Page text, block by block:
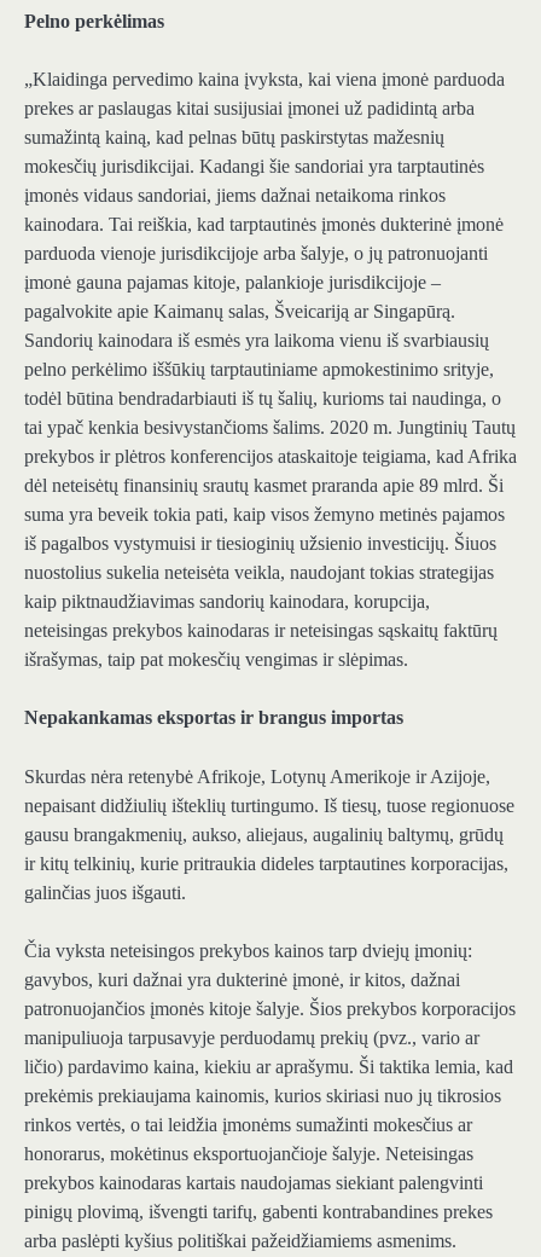
Pelno perkėlimas
„Klaidinga pervedimo kaina įvyksta, kai viena įmonė parduoda
prekes ar paslaugas kitai susijusiai įmonei už padidintą arba
sumažintą kainą, kad pelnas būtų paskirstytas mažesnių
mokesčių jurisdikcijai. Kadangi šie sandoriai yra tarptautinės
įmonės vidaus sandoriai, jiems dažnai netaikoma rinkos
kainodara. Tai reiškia, kad tarptautinės įmonės dukterinė įmonė
parduoda vienoje jurisdikcijoje arba šalyje, o jų patronuojanti
įmonė gauna pajamas kitoje, palankioje jurisdikcijoje –
pagalvokite apie Kaimanų salas, Šveicariją ar Singapūrą.
Sandorių kainodara iš esmės yra laikoma vienu iš svarbiausių
pelno perkėlimo iššūkių tarptautiniame apmokestinimo srityje,
todėl būtina bendradarbiauti iš tų šalių, kurioms tai naudinga, o
tai ypač kenkia besivystančioms šalims. 2020 m. Jungtinių Tautų
prekybos ir plėtros konferencijos ataskaitoje teigiama, kad Afrika
dėl neteisėtų finansinių srautų kasmet praranda apie 89 mlrd. Ši
suma yra beveik tokia pati, kaip visos žemyno metinės pajamos
iš pagalbos vystymuisi ir tiesioginių užsienio investicijų. Šiuos
nuostolius sukelia neteisėta veikla, naudojant tokias strategijas
kaip piktnaudžiavimas sandorių kainodara, korupcija,
neteisingas prekybos kainodaras ir neteisingas sąskaitų faktūrų
išrašymas, taip pat mokesčių vengimas ir slėpimas.
Nepakankamas eksportas ir brangus importas
Skurdas nėra retenybė Afrikoje, Lotynų Amerikoje ir Azijoje,
nepaisant didžiulių išteklių turtingumo. Iš tiesų, tuose regionuose
gausu brangakmenių, aukso, aliejaus, augalinių baltymų, grūdų
ir kitų telkinių, kurie pritraukia dideles tarptautines korporacijas,
galinčias juos išgauti.
Čia vyksta neteisingos prekybos kainos tarp dviejų įmonių:
gavybos, kuri dažnai yra dukterinė įmonė, ir kitos, dažnai
patronuojančios įmonės kitoje šalyje. Šios prekybos korporacijos
manipuliuoja tarpusavyje perduodamų prekių (pvz., vario ar
ličio) pardavimo kaina, kiekiu ar aprašymu. Ši taktika lemia, kad
prekėmis prekiaujama kainomis, kurios skiriasi nuo jų tikrosios
rinkos vertės, o tai leidžia įmonėms sumažinti mokesčius ar
honorarus, mokėtinus eksportuojančioje šalyje. Neteisingas
prekybos kainodaras kartais naudojamas siekiant palengvinti
pinigų plovimą, išvengti tarifų, gabenti kontrabandines prekes
arba paslėpti kyšius politiškai pažeidžiamiems asmenims.